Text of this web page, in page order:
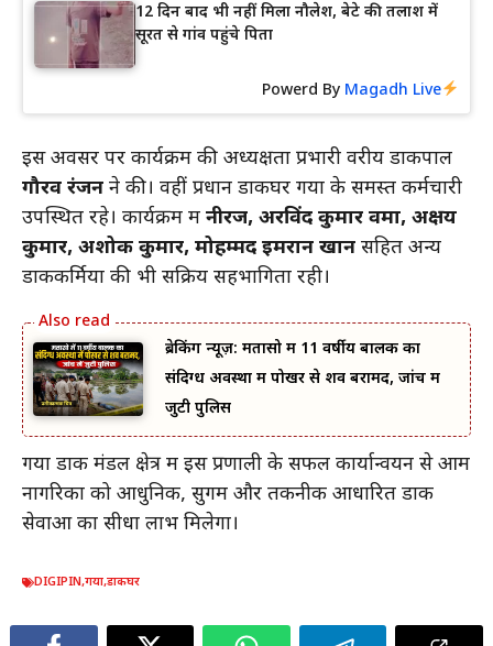
12 दिन बाद भी नहीं मिला नौलेश, बेटे की तलाश में
सूरत से गांव पहुंचे पिता
Powerd By Magadh Live
इस अवसर पर कार्यक्रम की अध्यक्षता प्रभारी वरीय डाकपाल
गौरव रंजन ने की। वहीं प्रधान डाकघर गया के समस्त कर्मचारी
उपस्थित रहे। कार्यक्रम में नीरज, अरविंद कुमार वर्मा, अक्षय
कुमार, अशोक कुमार, मोहम्मद इमरान खान सहित अन्य
डाककर्मियों की भी सक्रिय सहभागिता रही।
ब्रेकिंग न्यूज़: मतासो में 11 वर्षीय बालक का
संदिग्ध अवस्था में पोखर से शव बरामद, जांच में
जुटी पुलिस
गया डाक मंडल क्षेत्र में इस प्रणाली के सफल कार्यान्वयन से आम
नागरिकों को आधुनिक, सुगम और तकनीक आधारित डाक
सेवाओं का सीधा लाभ मिलेगा।
DIGIPIN,गया,डाकघर